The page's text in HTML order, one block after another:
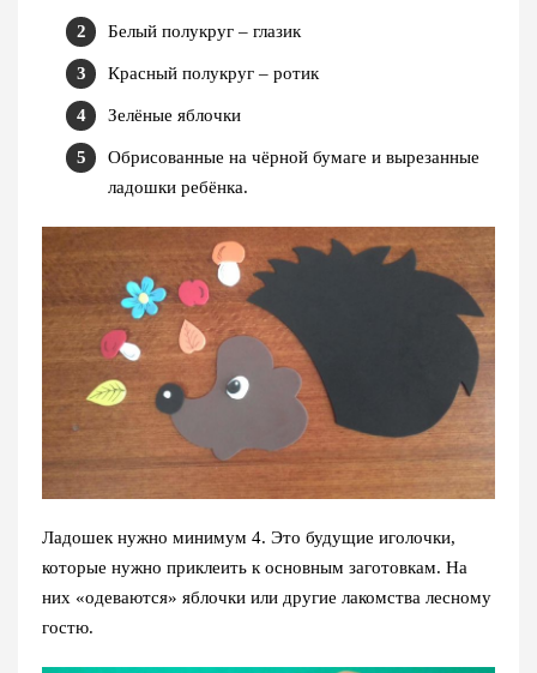
Белый полукруг – глазик
Красный полукруг – ротик
Зелёные яблочки
Обрисованные на чёрной бумаге и вырезанные
ладошки ребёнка.
Ладошек нужно минимум 4. Это будущие иголочки,
которые нужно приклеить к основным заготовкам. На
них «одеваются» яблочки или другие лакомства лесному
гостю.